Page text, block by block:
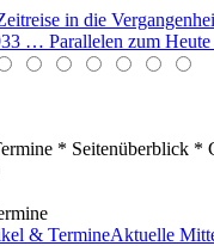
in die
… Parallelen zum Heute
* Seitenüberblick *
& TermineAktuelle